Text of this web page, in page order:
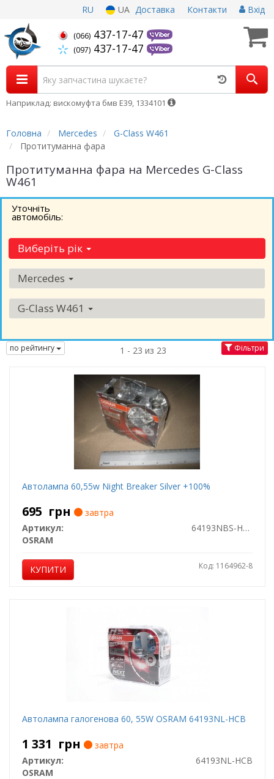
RU UA Доставка Контакти Вхід
(066) 437-17-47
(097) 437-17-47
Наприклад: вискомуфта бмв Е39, 1334101
Головна Mercedes
G-Class W461
Протитуманна фара
Протитуманна фара на Mercedes G-Class
W461
Уточніть
автомобіль:
Виберіть рік
Mercedes
G-Class W461
по рейтингу 1 - 23 из 23 Фільтри
Автолампа 60,55w Night Breaker Silver +100%
695 грн
завтра
Артикул:
64193NBS-HCB
OSRAM
КУПИТИ Код: 1164962-8
Автолампа галогенова 60, 55W OSRAM 64193NL-HCB
1 331 грн
завтра
Артикул:
64193NL-HCB
OSRAM